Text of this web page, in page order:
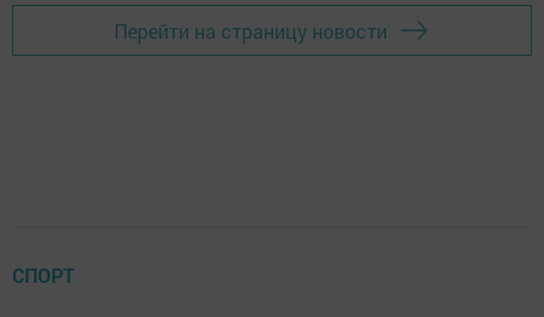
Перейти на страницу новости
СПОРТ